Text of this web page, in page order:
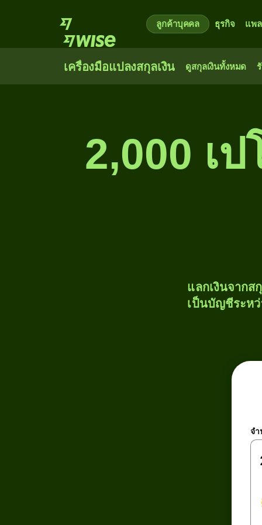
ลูกค้าบุคคล ธุรกิจ แพ
เครื่องมือแปลงสกุลเงิน ดูสกุลเงินทั้งหมด
2,000 เ
แลกเงินจากส
เป็นบัญชีระหว่
จ